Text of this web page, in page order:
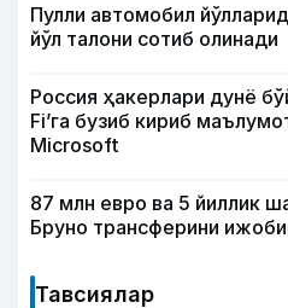
Пулли автомобил
йўл талони сотиб олинади
Россия ҳакерлари дунё
Fi’га бузиб кириб
Microsoft
87 млн евро ва 5 йиллик
Бруно трансферини
Тавсиялар